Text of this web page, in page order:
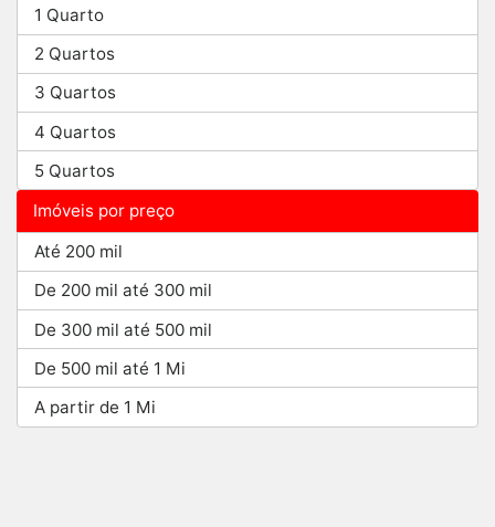
1 Quarto
2 Quartos
3 Quartos
4 Quartos
5 Quartos
Imóveis por preço
Até 200 mil
De 200 mil até 300 mil
De 300 mil até 500 mil
De 500 mil até 1 Mi
A partir de 1 Mi